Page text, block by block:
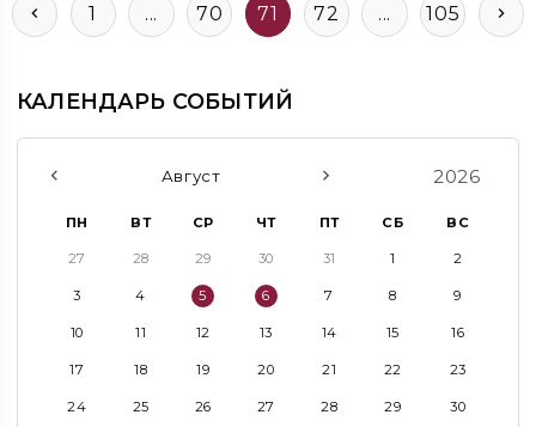
1 ... 70 71 72 ... 105
КАЛЕНДАРЬ СОБЫТИЙ
Август 2026
ПН ВТ СР ЧТ ПТ СБ ВС
27 28 29 30 31 1 2
3 4 5 6 7 8 9
10 11 12 13 14 15 16
17 18 19 20 21 22 23
24 25 26 27 28 29 30